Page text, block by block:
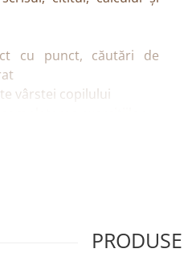
cu punct, căutări de
vârstei copilului